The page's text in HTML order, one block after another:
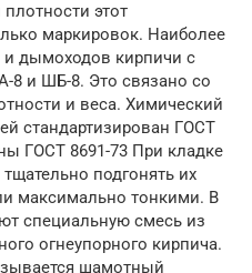
этот
маркировок. Наиболее
и дымоходов кирпичи с
и ШБ-8. Это связано со
и веса. Химический
стандартизирован ГОСТ
ГОСТ 8691-73 При кладке
подгонять их
максимально тонкими. В
специальную смесь из
огнеупорного кирпича.
шамотный